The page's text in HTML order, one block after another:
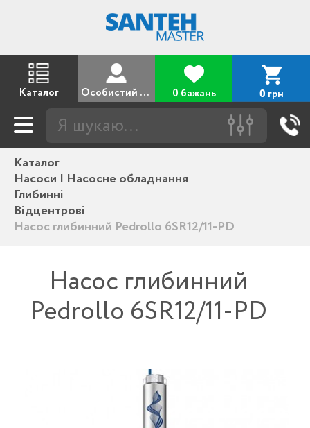
Каталог Особистий кабінет 0 бажань 0 грн
Каталог
Насоси | Насосне обладнання
Глибинні
Відцентрові
Насос глибинний Pedrollo 6SR12/11-PD
Насос глибинний
Pedrollo 6SR12/11-PD